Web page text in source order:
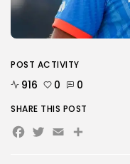
TRENDING CATEGORIES
Uncategorized
476 Articles
17 Articles
राज्य
15 Articles
देश
खेल/फिल्मी
POST ACTIVITY
916 0 0
SHARE THIS POST
Facebook
Twitter
EmailShare